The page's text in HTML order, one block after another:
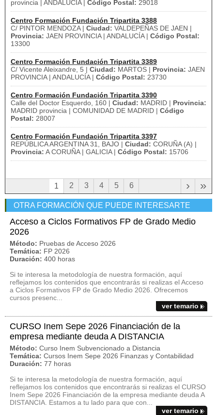
provincia | ANDALUCÍA | Código Postal: 29018
Centro Formación Fundación Tripartita 3388
C/ PINTOR MENDOZA | Ciudad: VALDEPEÑAS DE JAEN |
Provincia: JAEN PROVINCIA | ANDALUCÍA | Código Postal:
13300
Centro Formación Fundación Tripartita 3389
C/ Vicente Aleixandre, 5 | Ciudad: MARTOS | Provincia: JAEN
PROVINCIA | ANDALUCÍA | Código Postal: 23730
Centro Formación Fundación Tripartita 3390
Calle del Doctor Esquerdo, 160 | Ciudad: MADRID | Provincia:
MADRID provincia | COMUNIDAD DE MADRID | Código
Postal: 28007
Centro Formación Fundación Tripartita 3397
REPÚBLICA ARGENTINA 31, BAJO | Ciudad: CORUÑA (A) |
Provincia: A CORUÑA | GALICIA | Código Postal: 15706
1 2 3 4 5 6 »
›
OTRA FORMACIÓN QUE PUEDE INTERESARTE
Acceso a Ciclos Formativos FP de Grado Medio
2026
Método: Pruebas de Acceso 2026
Temática: FP 2026
Duración: 400 horas
Si te interesa la metodología de nuestra formación, aquí
reflejamos los contenidos que encontrarás si realizas el Acceso
a Ciclos Formativos FP de Grado Medio 2026. Ofrecemos
cursos presenc...
ver temario
CURSO Inem Sepe 2026 Financiación de la
empresa mediante deuda A DISTANCIA
Método: Curso Inem Subvencionado a Distancia
Temática: Cursos Inem Sepe 2026 Finanzas y Contabilidad
Duración: 77 horas
Si te interesa la metodología de nuestra formación, aquí
reflejamos los contenidos que encontrarás si realizas el CURSO
Inem Sepe 2026 Financiación de la empresa mediante deuda A
DISTANCIA. Estamos a tu lado para que con...
ver temario